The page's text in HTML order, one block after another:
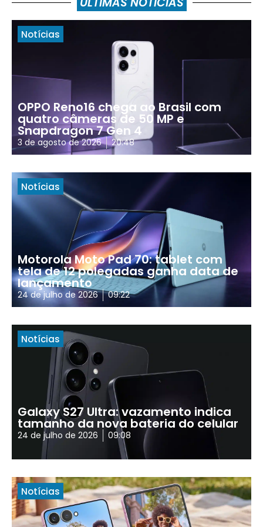
Notícias
OPPO Reno16 chega ao Brasil com
quatro câmeras de 50 MP e
Snapdragon 7 Gen 4
3 de agosto de 2026 20:48
Notícias
Motorola Moto Pad 70: tablet com
tela de 12 polegadas ganha data de
lançamento
24 de julho de 2026 09:22
Notícias
Galaxy S27 Ultra: vazamento indica
tamanho da nova bateria do celular
24 de julho de 2026 09:08
Notícias